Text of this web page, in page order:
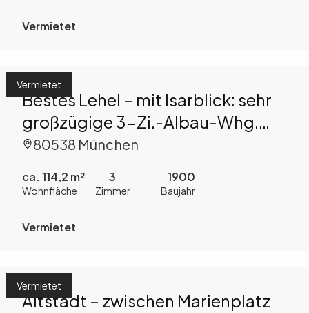
Vermietet
Vermietet
Bestes Lehel – mit Isarblick: sehr
großzügige 3-Zi.-Albau-Whg.
mit Aufzug
80538 München
ca. 114,2 m²
Wohnfläche
3
Zimmer
1900
Baujahr
Vermietet
Vermietet
Altstadt – zwischen Marienplatz